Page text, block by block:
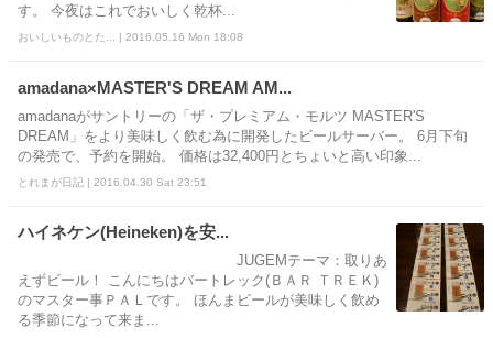
す。 今夜はこれでおいしく乾杯...
おいしいものとた... | 2016.05.16 Mon 18:08
amadana×MASTER'S DREAM AM...
amadanaがサントリーの「ザ・プレミアム・モルツ MASTER'S
DREAM」をより美味しく飲む為に開発したビールサーバー。 6月下旬
の発売で、予約を開始。 価格は32,400円とちょいと高い印象...
とれまが日記 | 2016.04.30 Sat 23:51
ハイネケン(Heineken)を安...
JUGEMテーマ：取りあ
えずビール！ こんにちはバートレック(ＢＡＲ ＴＲＥＫ)
のマスター事ＰＡＬです。 ほんまビールが美味しく飲め
る季節になって来ま...